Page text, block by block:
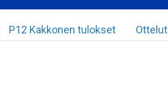
P12 Kakkonen tulokset Ottelut